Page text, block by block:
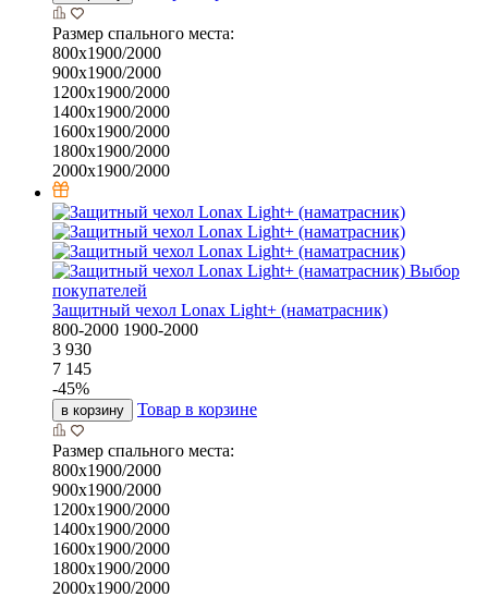
Размер спального места:
800х1900/2000
900х1900/2000
1200х1900/2000
1400х1900/2000
1600х1900/2000
1800х1900/2000
2000х1900/2000
Выбор
покупателей
Защитный чехол Lonax Light+ (наматрасник)
800-2000 1900-2000
3 930
7 145
-45%
в корзину Товар в корзине
Размер спального места:
800х1900/2000
900х1900/2000
1200х1900/2000
1400х1900/2000
1600х1900/2000
1800х1900/2000
2000х1900/2000